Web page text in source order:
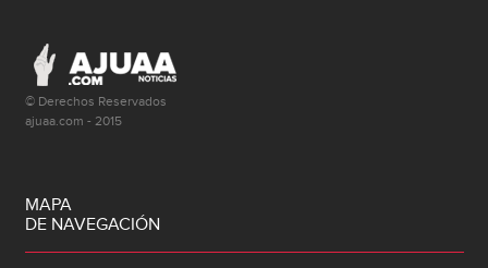
© Derechos Reservados
ajuaa.com - 2015
MAPA
DE NAVEGACIÓN